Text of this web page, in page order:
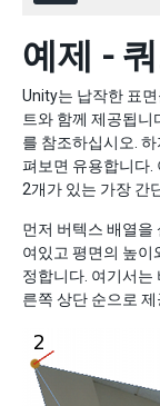
예제 -
Unity는 납작한 표
트와 함께 제공됩니
를 참조하십시오.
펴보면 유용합니다.
2개가 있는 가장 간
먼저 버텍스 배열을
여있고 평면의 높이
정합니다. 여기서는
른쪽 상단 순으로 제